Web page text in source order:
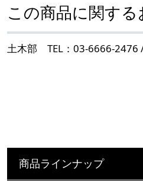
この商品に関す
土木部 TEL：03-6666-2476
商品ラインナップ